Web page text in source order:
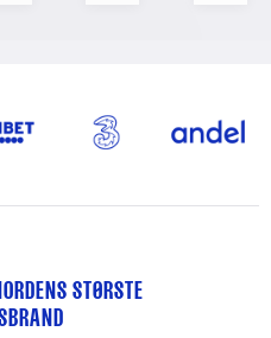
STØRSTE